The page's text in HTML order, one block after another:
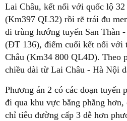
Lai Châu, kết nối với quốc lộ
(Km397 QL32) rồi rẽ trái đu
đi trùng hướng tuyến San Thàn
(ĐT 136), điểm cuối kết nối với
Châu (Km34 800 QL4D). Theo
chiều dài từ Lai Châu - Hà Nội
Phương án 2 có các đoạn tuyến
đi qua khu vực bằng phẳng hơn,
chỉ tiêu đường cấp 3 dễ hơn